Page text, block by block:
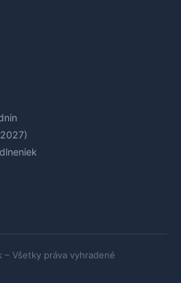
Všetky práva vyhradené